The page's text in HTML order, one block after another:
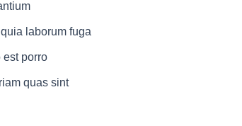
laborum fuga
est porro
quas sint